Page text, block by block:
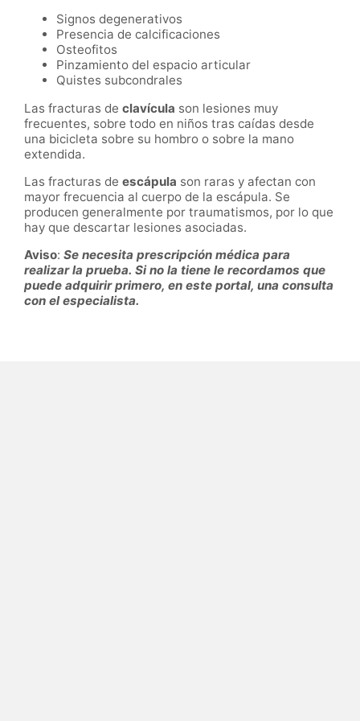
Signos degenerativos
Presencia de calcificaciones
Osteofitos
Pinzamiento del espacio articular
Quistes subcondrales
Las fracturas de clavícula son lesiones muy
frecuentes, sobre todo en niños tras caídas desde
una bicicleta sobre su hombro o sobre la mano
extendida.
Las fracturas de escápula son raras y afectan con
mayor frecuencia al cuerpo de la escápula. Se
producen generalmente por traumatismos, por lo que
hay que descartar lesiones asociadas.
Aviso: Se necesita prescripción médica para
realizar la prueba. Si no la tiene le recordamos que
puede adquirir primero, en este portal, una consulta
con el especialista.